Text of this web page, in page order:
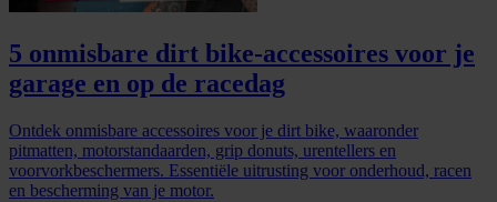
5 onmisbare dirt bike-accessoires voor je
garage en op de racedag
Ontdek onmisbare accessoires voor je dirt bike, waaronder
pitmatten, motorstandaarden, grip donuts, urentellers en
voorvorkbeschermers. Essentiële uitrusting voor onderhoud, racen
en bescherming van je motor.